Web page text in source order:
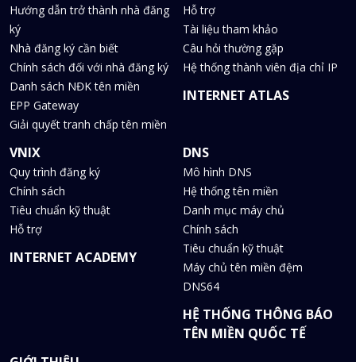
Hướng dẫn trở thành nhà đăng
ký
Nhà đăng ký cần biết
Chính sách đối với nhà đăng ký
Danh sách NĐK tên miền
EPP Gateway
Giải quyết tranh chấp tên miền
Hỗ trợ
Tài liệu tham khảo
Câu hỏi thường gặp
Hệ thống thành viên địa chỉ IP
INTERNET ATLAS
VNIX
Quy trình đăng ký
Chính sách
Tiêu chuẩn kỹ thuật
Hỗ trợ
INTERNET ACADEMY
DNS
Mô hình DNS
Hệ thống tên miền
Danh mục máy chủ
Chính sách
Tiêu chuẩn kỹ thuật
Máy chủ tên miền đệm
DNS64
HỆ THỐNG THÔNG BÁO
TÊN MIỀN QUỐC TẾ